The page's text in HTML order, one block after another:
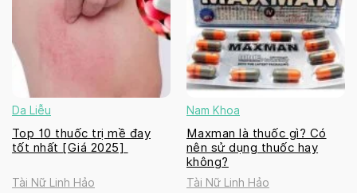
Da Liễu
Top 10 thuốc trị mề đay
tốt nhất [Giá 2025]
Tài Nữ Linh Hảo
Nam Khoa
Maxman là thuốc gì? Có
nên sử dụng thuốc hay
không?
Tài Nữ Linh Hảo